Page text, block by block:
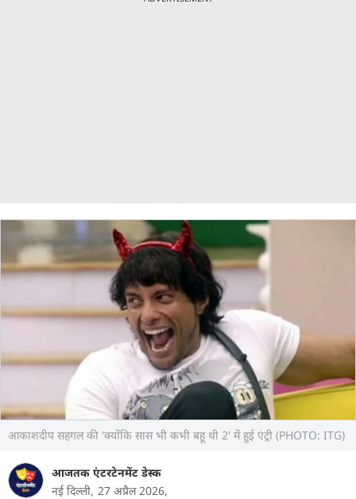
आकाशदीप सहगल की 'क्योंकि सास भी कभी बहू थी 2' में हुई एंट्री (PHOTO: ITG)
आजतक एंटरटेनमेंट डेस्क
नई दिल्ली, 27 अप्रैल 2026,